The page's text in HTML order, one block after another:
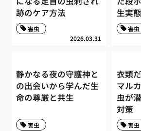
跡のケア方法
2026.03.31
害虫
生実態
害虫
静かなる夜の守護神と
の出会いから学んだ生
命の尊厳と共生
害虫
衣類
マル
虫が
対策
害虫